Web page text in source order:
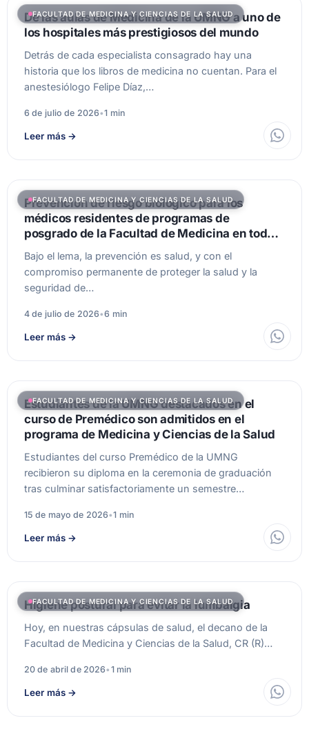
FACULTAD DE MEDICINA Y CIENCIAS DE LA SALUD
De las aulas de Medicina de la UMNG a uno de
los hospitales más prestigiosos del mundo
Detrás de cada especialista consagrado hay una
historia que los libros de medicina no cuentan. Para el
anestesiólogo Felipe Díaz,…
6 de julio de 2026•1 min
Leer más →
FACULTAD DE MEDICINA Y CIENCIAS DE LA SALUD
Prevención de riesgo biológico para los
médicos residentes de programas de
posgrado de la Facultad de Medicina en todo
el país
Bajo el lema, la prevención es salud, y con el
compromiso permanente de proteger la salud y la
seguridad de…
4 de julio de 2026•6 min
Leer más →
FACULTAD DE MEDICINA Y CIENCIAS DE LA SALUD
Estudiantes de la UMNG destacados en el
curso de Premédico son admitidos en el
programa de Medicina y Ciencias de la Salud
Estudiantes del curso Premédico de la UMNG
recibieron su diploma en la ceremonia de graduación
tras culminar satisfactoriamente un semestre…
15 de mayo de 2026•1 min
Leer más →
FACULTAD DE MEDICINA Y CIENCIAS DE LA SALUD
Higiene postural para evitar la lumbalgia
Hoy, en nuestras cápsulas de salud, el decano de la
Facultad de Medicina y Ciencias de la Salud, CR (R)…
20 de abril de 2026• 1 min
Leer más →